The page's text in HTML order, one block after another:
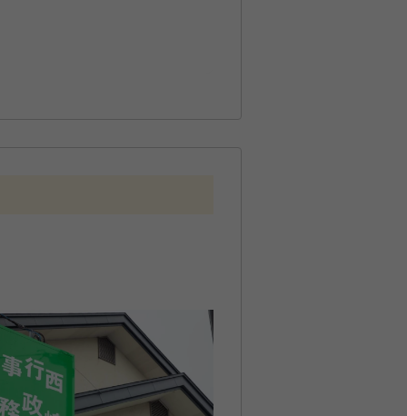
です。その方の人生に寄り添
す。 ｢自分の家族は仲がいい
親族や家族の間でも相続が原
自身の財産を洗い出し、どの